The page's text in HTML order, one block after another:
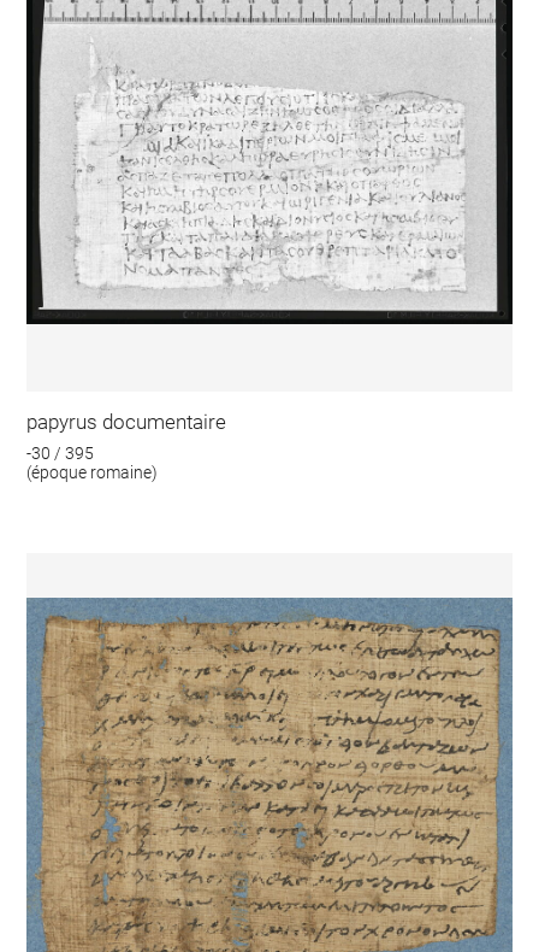
papyrus documentaire
-30 / 395
(époque romaine)